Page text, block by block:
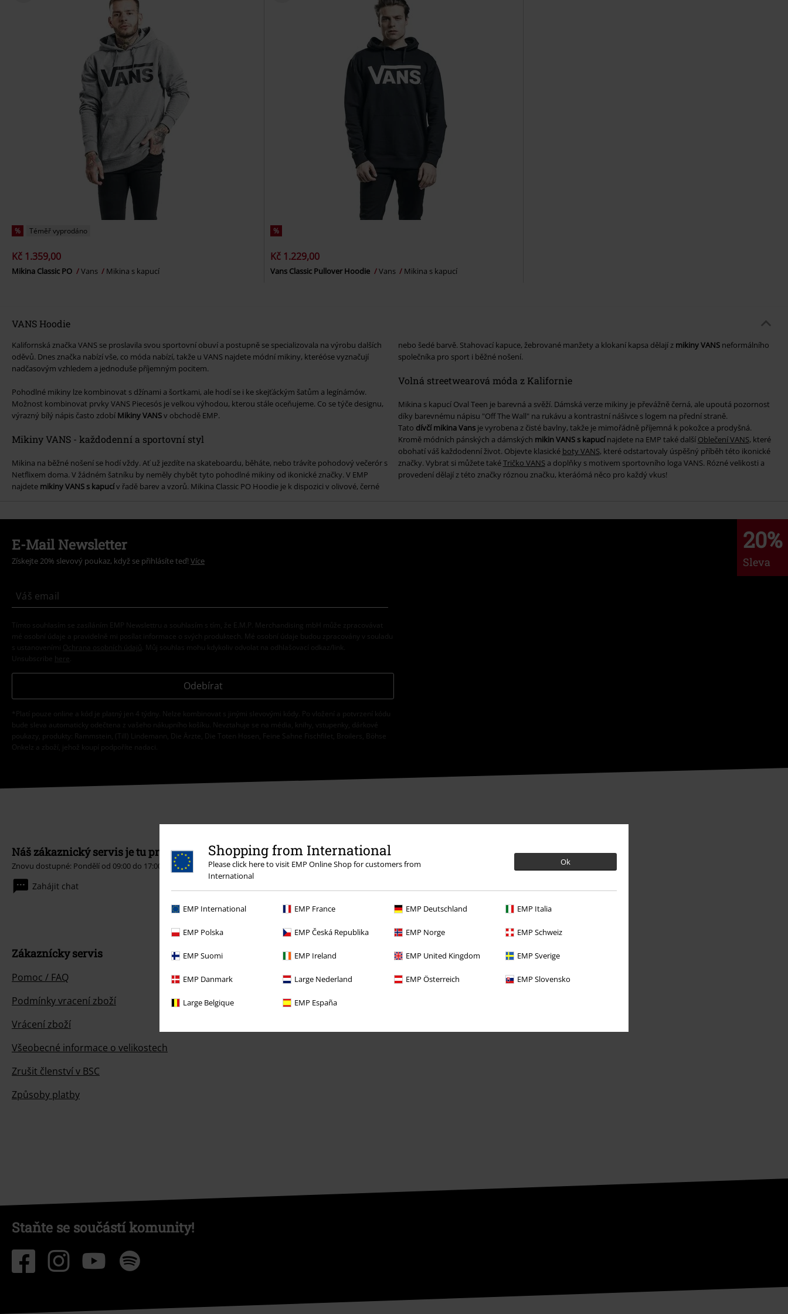
Shopping from International
Please click here to visit EMP Online Shop for customers from
International
Ok
EMP International EMP France EMP Deutschland EMP Italia
EMP Polska EMP Česká Republika EMP Norge EMP Schweiz
EMP Suomi EMP Ireland EMP United Kingdom EMP Sverige
EMP Danmark Large Nederland EMP Österreich EMP Slovensko
Large Belgique EMP España
% Téměř vyprodáno
Kč 1.359,00
Mikina Classic PO Vans Mikina s kapucí
%
Kč 1.229,00
Vans Classic Pullover Hoodie Vans Mikina s kapucí
VANS Hoodie
Kalifornská značka VANS se proslavila svou sportovní obuví a postupně se specializovala na výrobu dalších
oděvů. Dnes značka nabízí vše, co móda nabízí, takže u VANS najdete módní mikiny, kteréóse vyznačují
nadčasovým vzhledem a jednoduše příjemným pocitem.
Pohodlné mikiny lze kombinovat s džínami a šortkami, ale hodí se i ke skejťáckým šatům a legínámów.
Možnost kombinovat prvky VANS Piecesós je velkou výhodou, kterou stále oceňujeme. Co se týče designu,
výrazný bílý nápis často zdobí Mikiny VANSv obchodě EMP.
Mikiny VANS - každodenní a sportovní styl
Mikina na běžné nošení se hodí vždy. Ať už jezdíte na skateboardu, běháte, nebo trávíte pohodový večerór s
Netflixem doma. V žádném šatníku by neměly chybět tyto pohodlné mikiny od ikonické značky. V EMP
najdete mikiny VANS s kapucív řadě barev a vzorů. Mikina Classic PO Hoodie je k dispozici v olivové, černé
nebo šedé barvě. Stahovací kapuce, žebrované manžety a klokaní kapsa dělají z mikiny VANSneformálního
společníka pro sport i běžné nošení.
Volná streetwearová móda z Kalifornie
Mikina s kapucí Oval Teen je barevná a svěží. Dámská verze mikiny je převážně černá, ale upoutá pozornost
díky barevnému nápisu "Off The Wall" na rukávu a kontrastní nášivce s logem na přední straně.
Tato dívčí mikina Vansje vyrobena z čisté bavlny, takže je mimořádně příjemná k pokožce a prodyšná.
Kromě módních pánských a dámských mikin VANS s kapucínajdete na EMP také další Oblečení VANS, které
obohatí váš každodenní život. Objevte klasické boty VANS, které odstartovaly úspěšný příběh této ikonické
značky. Vybrat si můžete takéTričko VANSa doplňky s motivem sportovního loga VANS. Rózné velikosti a
provedení dělají z této značky róznou značku, kteráómá něco pro každý vkus!
20%
Sleva
E-Mail Newsletter
Získejte 20% slevový poukaz, když se přihlásíte teď! Více
Tímto souhlasím se zasíláním EMP Newslettru a souhlasím s tím, že E.M.P. Merchandising mbH může zpracovávat
mé osobní údaje a pravidelně mi posílat informace o svých produktech. Mé osobní údaje budou zpracovány v souladu
s ustanoveními
Ochrana osobních údajů . Můj souhlas mohu kdykoliv odvolat na odhlašovací odkaz/link.
Unsubscribe here
Odebírat
*Platí pouze online a kód je platný jen 4 týdny. Nelze kombinovat s jinými slevovými kódy. Po vložení a potvrzení kódu
bude sleva automaticky odečtena z vašeho nákupního košíku. Nevztahuje se na média, knihy, vstupenky, dárkové
poukazy, produkty: Rammstein, (Till) Lindemann, Die Ärzte, Die Toten Hosen, Feine Sahne Fischfilet, Broilers, Böhse
Onkelz a zboží, jehož koupí podpoříte nadaci.
Náš zákaznický servis je tu pro vás
Znovu dostupné: Pondělí od 09:00 do 17:00. Dozvědět se více
Zahájit chat
Zákaznícky servis
Pomoc / FAQ
Podmínky vracení zboží
Vrácení zboží
Všeobecné informace o velikostech
Zrušit členství v BSC
Způsoby platby
Nabídky pro vás
Soutěž
Objednejte si dárkový poukaz
O EMP
Udržitelnost
Staňte se součástí komunity!